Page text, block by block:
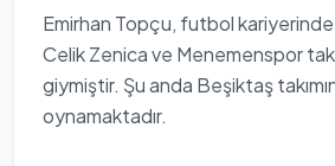
Emirhan Topçu, futbol
Celik Zenica ve Menemenspor
giymiştir. Şu anda Beşiktaş
oynamaktadır.